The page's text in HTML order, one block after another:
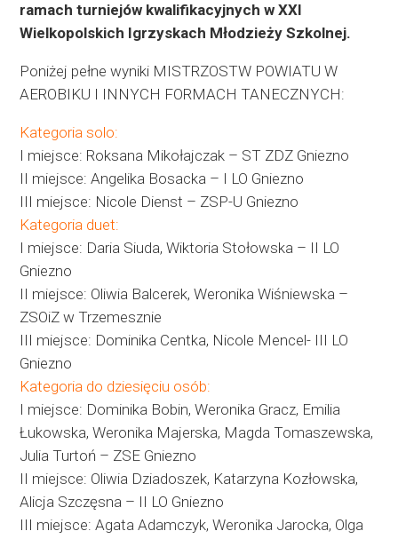
ramach turniejów kwalifikacyjnych w XXI
Wielkopolskich Igrzyskach Młodzieży Szkolnej.
Poniżej pełne wyniki MISTRZOSTW POWIATU W
AEROBIKU I INNYCH FORMACH TANECZNYCH:
Kategoria solo:
I miejsce: Roksana Mikołajczak – ST ZDZ Gniezno
II miejsce: Angelika Bosacka – I LO Gniezno
III miejsce: Nicole Dienst – ZSP-U Gniezno
Kategoria duet:
I miejsce: Daria Siuda, Wiktoria Stołowska – II LO
Gniezno
II miejsce: Oliwia Balcerek, Weronika Wiśniewska –
ZSOiZ w Trzemesznie
III miejsce: Dominika Centka, Nicole Mencel- III LO
Gniezno
Kategoria do dziesięciu osób:
I miejsce: Dominika Bobin, Weronika Gracz, Emilia
Łukowska, Weronika Majerska, Magda Tomaszewska,
Julia Turtoń – ZSE Gniezno
II miejsce: Oliwia Dziadoszek, Katarzyna Kozłowska,
Alicja Szczęsna – II LO Gniezno
III miejsce: Agata Adamczyk, Weronika Jarocka, Olga